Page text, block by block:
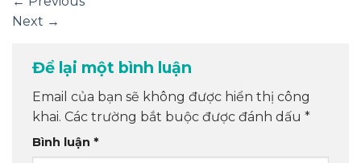
Next →
Để lại một bình luận
Email của bạn sẽ không được hiển thị công
khai. Các trường bắt buộc được đánh dấu *
Bình luận *